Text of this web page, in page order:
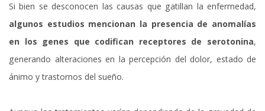
Si bien se desconocen las causas que gatillan la enfermedad,
algunos estudios mencionan la presencia de anomalías
en los genes que codifican receptores de serotonina,
generando alteraciones en la percepción del dolor, estado de
ánimo y trastornos del sueño.